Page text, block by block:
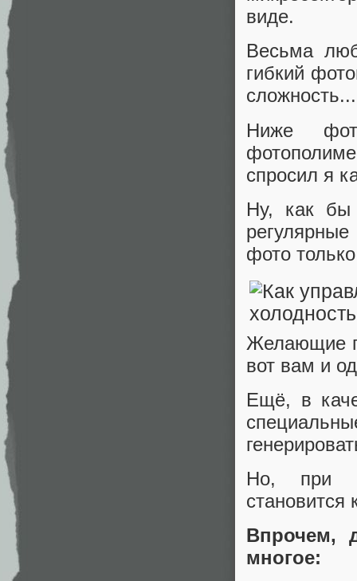
виде.
Весьма
гибкий
сложность...
Ниже
спросил я
Ну, как бы
фото
Желающие
вот вам и
Ещё, в
Но, при
становится
Впрочем,
многое: